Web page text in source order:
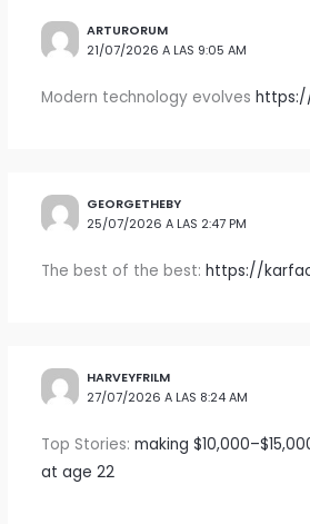
ARTURORUM
21/07/2026 A LAS 9:05 AM
Modern technology evolves
GEORGETHEBY
25/07/2026 A LAS 2:47 PM
The best of the best: https://
HARVEYFRILM
27/07/2026 A LAS 8:24 AM
Top Stories: making
at age 22